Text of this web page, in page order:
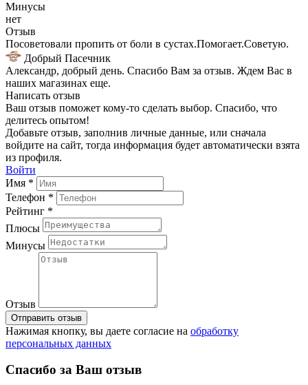
Минусы
нет
Отзыв
Посоветовали пропить от боли в сустах.Помогает.Советую.
Добрый Пасечник
Александр, добрый день. Спасибо Вам за отзыв. Ждем Вас в
наших магазинах еще.
Написать отзыв
Ваш отзыв поможет кому-то сделать выбор. Спасибо, что
делитесь опытом!
Добавьте отзыв, заполнив личные данные, или сначала
войдите на сайт, тогда информация будет автоматически взята
из профиля.
Войти
Имя *
Телефон *
Рейтинг *
Плюсы
Минусы
Отзыв
Отправить отзыв
Нажимая кнопку, вы даете согласие на обработку
персональных данных
Спасибо за Ваш отзыв